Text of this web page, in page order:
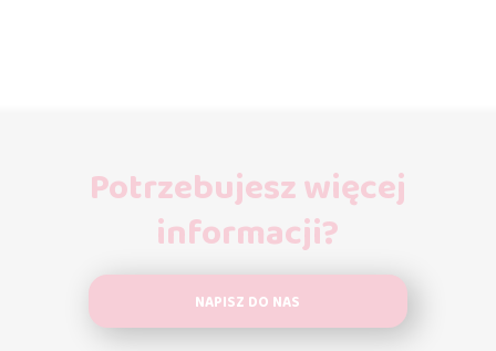
Potrzebujesz więcej
informacji?
NAPISZ DO NAS